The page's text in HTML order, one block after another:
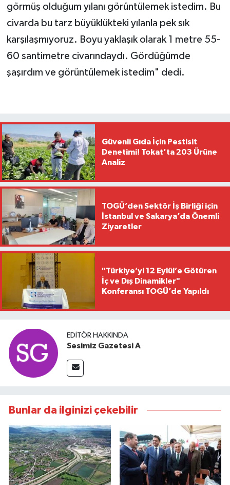
görmüş olduğum yılanı görüntülemek istedim. Bu
civarda bu tarz büyüklükteki yılanla pek sık
karşılaşmıyoruz. Boyu yaklaşık olarak 1 metre 55-
60 santimetre civarındaydı. Gördüğümde
şaşırdım ve görüntülemek istedim" dedi.
Güvenli Gıda İçin Pestisit
Denetimi! Tokat'ta 203 Ürüne
Analiz
TOGÜ’den Sektör İş Birliği için
İstanbul ve Sakarya’da Önemli
Ziyaretler
"Türkiye’yi 12 Eylül’e Götüren
İç ve Dış Dinamikler"
Konferansı TOGÜ’de Yapıldı
EDITÖR HAKKINDA
Sesimiz Gazetesi A
Bunlar da ilginizi çekebilir